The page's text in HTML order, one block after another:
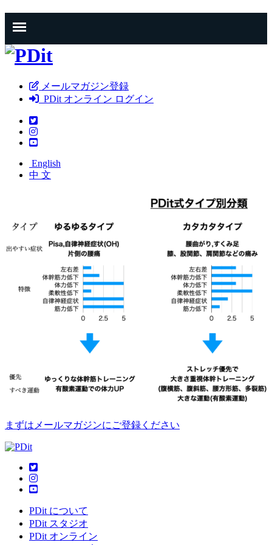
メールマガジン登録
PDit オンライン ログイン
English
中 文
まずはメールマガジンにご登録ください
PDit について
PDit スタジオ
PDit オンライン